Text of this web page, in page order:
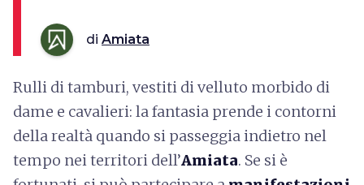
di Amiata
Rulli di tamburi, vestiti di velluto morbido di
dame e cavalieri: la fantasia prende i contorni
della realtà quando si passeggia indietro nel
tempo nei territori dell’Amiata. Se si è